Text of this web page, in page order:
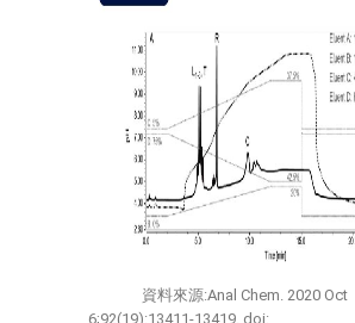
資料來源:Anal Chem. 2020 Oct
6;92(19):13411-13419. doi: